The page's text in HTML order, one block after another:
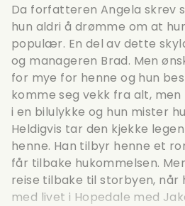
Da forfatteren Angela skrev
hun aldri å drømme om at
populær. En del av dette
og manageren Brad. Men
for mye for henne og hun
komme seg vekk fra alt,
i en bilulykke og hun mister
Heldigvis tar den kjekke
henne. Han tilbyr henne et
får tilbake hukommelsen.
reise tilbake til storbyen, når
med livet i Hopedale med